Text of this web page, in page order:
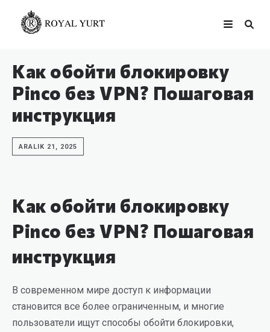
Как обойти блокировку
Pinco без VPN? Пошаговая
инструкция
ARALIK 21, 2025
Как обойти блокировку
Pinco без VPN? Пошаговая
инструкция
В современном мире доступ к информации
становится все более ограниченным, и многие
пользователи ищут способы обойти блокировки,